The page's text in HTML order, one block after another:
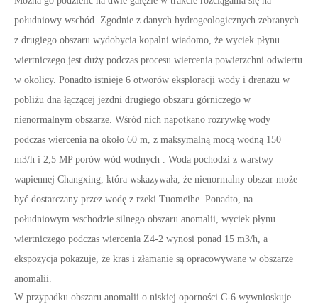
południowy wschód. Zgodnie z danych hydrogeologicznych zebranych
z drugiego obszaru wydobycia kopalni wiadomo, że wyciek płynu
wiertniczego jest duży podczas procesu wiercenia powierzchni odwiertu
w okolicy. Ponadto istnieje 6 otworów eksploracji wody i drenażu w
pobliżu dna łączącej jezdni drugiego obszaru górniczego w
nienormalnym obszarze. Wśród nich napotkano rozrywkę wody
podczas wiercenia na około 60 m, z maksymalną mocą wodną 150
m3/h i 2,5 MP porów wód wodnych
. Woda pochodzi z warstwy
wapiennej Changxing, która wskazywała, że ​​nienormalny obszar może
być dostarczany przez wodę z rzeki Tuomeihe. Ponadto, na
południowym wschodzie silnego obszaru anomalii, wyciek płynu
wiertniczego podczas wiercenia Z4-2 wynosi ponad 15 m3/h, a
ekspozycja pokazuje, że kras i złamanie są opracowywane w obszarze
anomalii.
W przypadku obszaru anomalii o niskiej oporności C-6 wywnioskuje